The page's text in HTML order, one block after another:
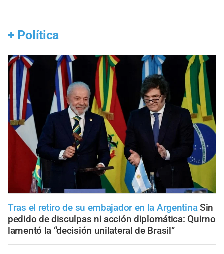
+ Política
Tras el retiro de su embajador en la Argentina Sin
pedido de disculpas ni acción diplomática: Quirno
lamentó la “decisión unilateral de Brasil”